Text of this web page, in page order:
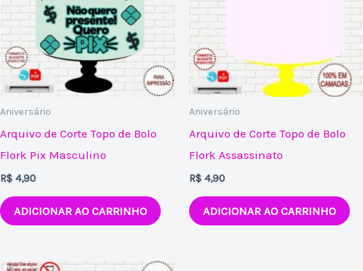
Aniversário
Arquivo de Corte Topo de Bolo
Flork Pix Masculino
R$ 4,90
ADICIONAR AO CARRINHO
Aniversário
Arquivo de Corte Topo de Bolo
Flork Assassinato
R$4,90
ADICIONAR AO CARRINHO